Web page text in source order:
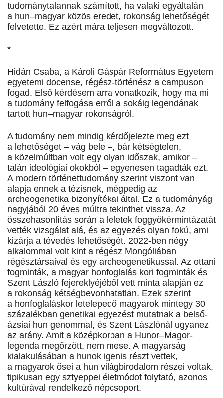
tudománytalannak számított, ha valaki egyáltalán
a hun–magyar közös eredet, rokonság lehetőségét
felvetette. Ez azért mára teljesen megváltozott.
*
Hidán Csaba, a Károli Gáspár Református Egyetem
egyetemi docense, régész-történész a campuson
fogad. Első kérdésem arra vonatkozik, hogy ma mi
a tudomány felfogása erről a sokáig legendának
tartott hun–magyar rokonságról.
A tudomány nem mindig kérdőjelezte meg ezt
a lehetőséget – vág bele –, bár kétségtelen,
a közelmúltban volt egy olyan időszak, amikor –
talán ideológiai okokból – egyenesen tagadták ezt.
A modern történettudomány szerint viszont van
alapja ennek a tézisnek, mégpedig az
archeogenetika bizonyítékai által. Ez a tudományág
nagyjából 20 éves múltra tekinthet vissza. Az
összehasonlítás során a leletek foggyökérmintázatát
vették vizsgálat alá, és az egyezés olyan fokú, ami
kizárja a tévedés lehetőségét. 2022-ben négy
alkalommal volt kint a régész Mongóliában
régésztársaival és egy archeogenetikussal. Az ottani
fogminták, a magyar honfoglalás kori fogminták és
Szent László fejereklyéjéből vett minta alapján ez
a rokonság kétségbevonhatatlan. Ezek szerint
a honfoglaláskor letelepedő magyarok mintegy 30
százalékban genetikai egyezést mutatnak a belső-
ázsiai hun genommal, és Szent Lászlónál ugyanez
az arány. Amit a középkorban a Hunor–Magor-
legenda megőrzött, nem mese. A magyarság
kialakulásában a hunok igenis részt vettek,
a magyarok ősei a hun világbirodalom részei voltak,
tipikusan egy sztyeppei életmódot folytató, azonos
kultúrával rendelkező népcsoport.